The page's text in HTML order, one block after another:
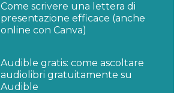
Come scrivere una lettera di
presentazione efficace (anche
online con Canva)
Audible gratis: come ascoltare
audiolibri gratuitamente su
Audible